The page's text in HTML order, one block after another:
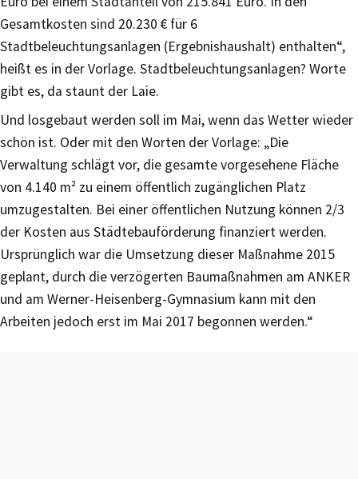
Gesamtkosten sind 20.230 € für 6
Stadtbeleuchtungsanlagen (Ergebnishaushalt) enthalten“,
heißt es in der Vorlage. Stadtbeleuchtungsanlagen? Worte
gibt es, da staunt der Laie.
Und losgebaut werden soll im Mai, wenn das Wetter wieder
schön ist. Oder mit den Worten der Vorlage: „Die
Verwaltung schlägt vor, die gesamte vorgesehene Fläche
von 4.140 m² zu einem öffentlich zugänglichen Platz
umzugestalten. Bei einer öffentlichen Nutzung können 2/3
der Kosten aus Städtebauförderung finanziert werden.
Ursprünglich war die Umsetzung dieser Maßnahme 2015
geplant, durch die verzögerten Baumaßnahmen am ANKER
und am Werner-Heisenberg-Gymnasium kann mit den
Arbeiten jedoch erst im Mai 2017 begonnen werden.“